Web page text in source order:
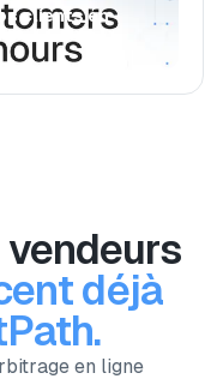
clients en
déjà
en ligne